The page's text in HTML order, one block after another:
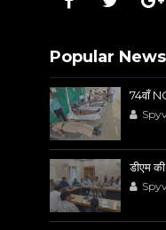
Popular News
74वाँ
डीएम